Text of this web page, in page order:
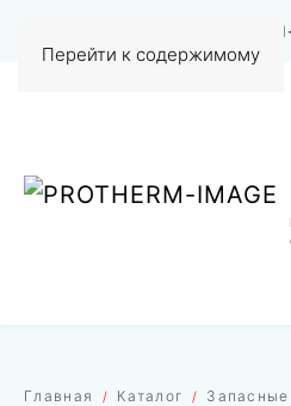
Перейти к содержимому
Главная Каталог